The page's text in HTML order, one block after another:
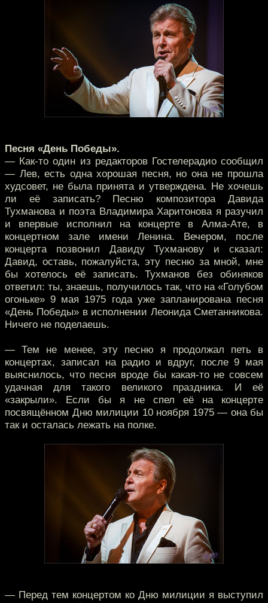
Песня «День Победы».
— Как-то один из редакторов Гостелерадио сообщил
— Лев, есть одна хорошая песня, но она не прошла
худсовет, не была принята и утверждена. Не хочешь
ли её записать? Песню композитора Давида
Тухманова и поэта Владимира Харитонова я разучил
и впервые исполнил на концерте в Алма-Ате, в
концертном зале имени Ленина. Вечером, после
концерта позвонил Давиду Тухманову и сказал:
Давид, оставь, пожалуйста, эту песню за мной, мне
бы хотелось её записать. Тухманов без обиняков
ответил: ты, знаешь, получилось так, что на «Голубом
огоньке» 9 мая 1975 года уже запланирована песня
«День Победы» в исполнении Леонида Сметанникова.
Ничего не поделаешь.
— Тем не менее, эту песню я продолжал петь в
концертах, записал на радио и вдруг, после 9 мая
выяснилось, что песня вроде бы какая-то не совсем
удачная для такого великого праздника. И её
«закрыли». Если бы я не спел её на концерте
посвящённом Дню милиции 10 ноября 1975 — она бы
так и осталась лежать на полке.
— Перед тем концертом ко Дню милиции я выступил